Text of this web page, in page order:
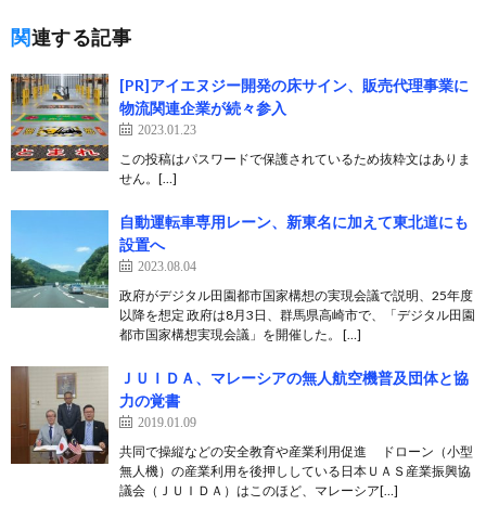
関連する記事
[PR]アイエヌジー開発の床サイン、販売代理事業に
物流関連企業が続々参入
2023.01.23
この投稿はパスワードで保護されているため抜粋文はありま
せん。[…]
自動運転車専用レーン、新東名に加えて東北道にも
設置へ
2023.08.04
政府がデジタル田園都市国家構想の実現会議で説明、25年度
以降を想定 政府は8月3日、群馬県高崎市で、「デジタル田園
都市国家構想実現会議」を開催した。 […]
ＪＵＩＤＡ、マレーシアの無人航空機普及団体と協
力の覚書
2019.01.09
共同で操縦などの安全教育や産業利用促進 ドローン（小型
無人機）の産業利用を後押ししている日本ＵＡＳ産業振興協
議会（ＪＵＩＤＡ）はこのほど、マレーシア[…]